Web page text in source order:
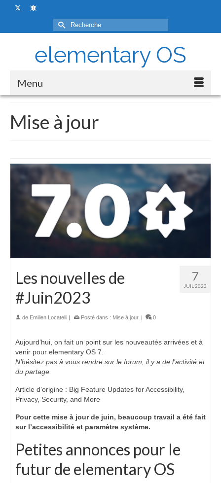
Rechercher :
elementary OS
Menu
Mise à jour
7
JUIL 2023
Les nouvelles de
#Juin2023
de Emilien Locatelli | Posté dans : Mise à jour | 0
Aujourd’hui, on fait un point sur les nouveautés arrivées et à
venir pour elementary OS 7.
N’hésitez pas à vous rendre sur le forum, il y a de l’activité et
du partage.
Article d’origine : Big Feature Updates for Accessibility,
Privacy, Security, and More
Pour cette mise à jour de juin, beaucoup travail a été fait
sur l’accessibilité et paramètre système.
Petites annonces pour le
futur de elementary OS